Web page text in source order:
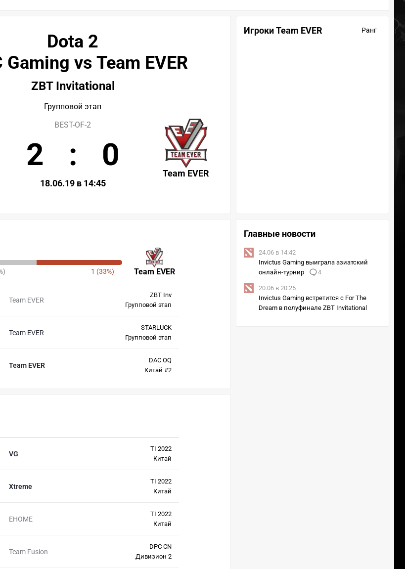
Игроки Team EVER Ранг
Dota 2
Gaming vs Team EVER
ZBT Invitational
Групповой этап
Team EVER
BEST-OF-2
2 : 0
18.06.19 в 14:45
Team EVER
1 (33%)
Team EVER
ZBT Inv
Групповой этап
Team EVER
STARLUCK
Групповой этап
Team EVER
DAC OQ
Китай #2
VG
TI 2022
Китай
Xtreme
TI 2022
Китай
EHOME
TI 2022
Китай
Team Fusion
DPC CN
Дивизион 2
Главные новости
24.06 в 14:42
Invictus Gaming выиграла азиатский
онлайн-турнир
4
20.06 в 20:25
Invictus Gaming встретится с For The
Dream в полуфинале ZBT Invitational